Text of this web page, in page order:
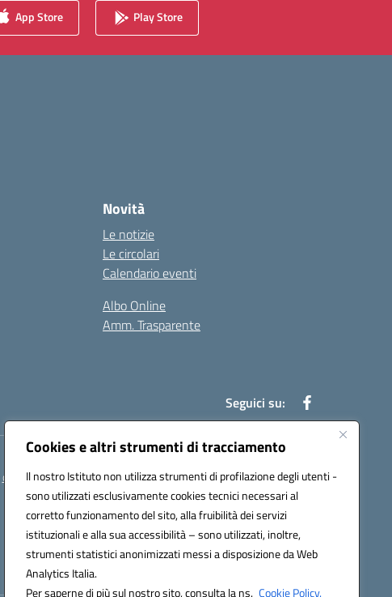
Cookies e altri strumenti di tracciamento
Il nostro Istituto non utilizza strumenti di profilazione degli utenti -
sono utilizzati esclusivamente cookies tecnici necessari al
corretto funzionamento del sito, alla fruibilità dei servizi
istituzionali e alla sua accessibilità – sono utilizzati, inoltre,
strumenti statistici anonimizzati messi a disposizione da Web
Analytics Italia.
Per saperne di più sul nostro sito, consulta la ns. Cookie Policy.
App Store Play Store
Novità
Le notizie
Le circolari
Calendario eventi
Albo Online
Amm. Trasparente
Seguici su:
ceic8an00r@pec.istruzione.it